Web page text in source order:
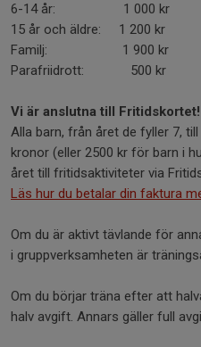
6-14 år: 1 000 kr
15 år och äldre: 1 200 kr
Familj: 1 900 kr
Parafriidrott: 500 kr
Vi är anslutna till Fritidskortet!
Alla barn, från året de fyller 7,
kronor (eller 2500 kr för barn i
året till fritidsaktiviteter via
Läs hur du betalar din faktura
Om du är aktivt tävlande för
i gruppverksamheten är
Om du börjar träna efter att
halv avgift. Annars gäller full